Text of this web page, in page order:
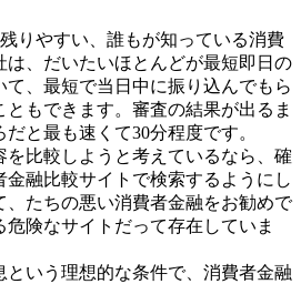
りやすい、誰もが知っている消費
は、だいたいほとんどが最短即日の
、最短で当日中に振り込んでもら
ともできます。審査の結果が出るま
と最も速くて30分程度です。
を比較しようと考えているなら、確
融比較サイトで検索するようにし
、たちの悪い消費者金融をお勧めで
険なサイトだって存在していま
という理想的な条件で、消費者金融